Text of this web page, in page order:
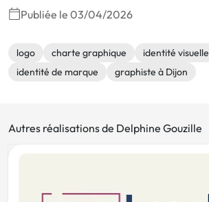
Publiée le 03/04/2026
logo charte graphique
identité visuelle
identité de marque
graphiste à Dijon
Autres réalisations de Delphine Gouzille